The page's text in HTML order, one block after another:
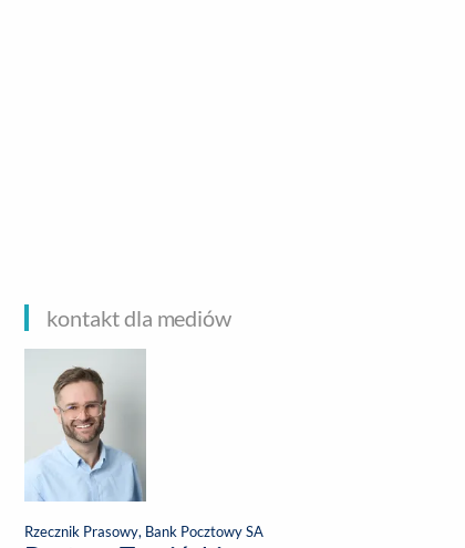
kontakt dla mediów
Rzecznik Prasowy, Bank Pocztowy SA